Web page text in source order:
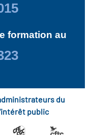
formation au
du
public